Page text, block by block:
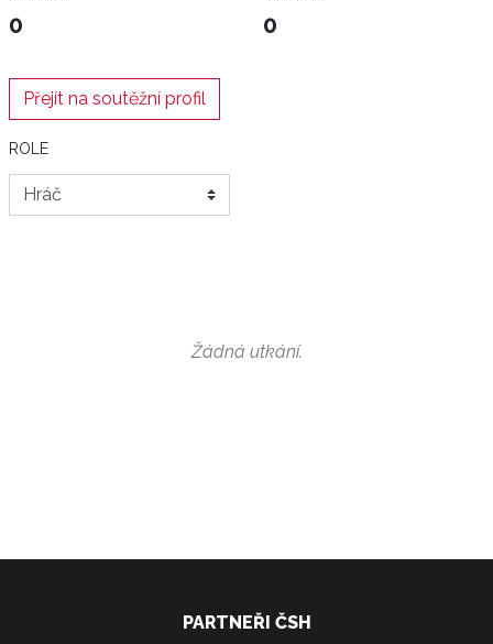
0 0
Přejít na soutěžní profil
ROLE
Žádná utkání.
PARTNEŘI ČSH